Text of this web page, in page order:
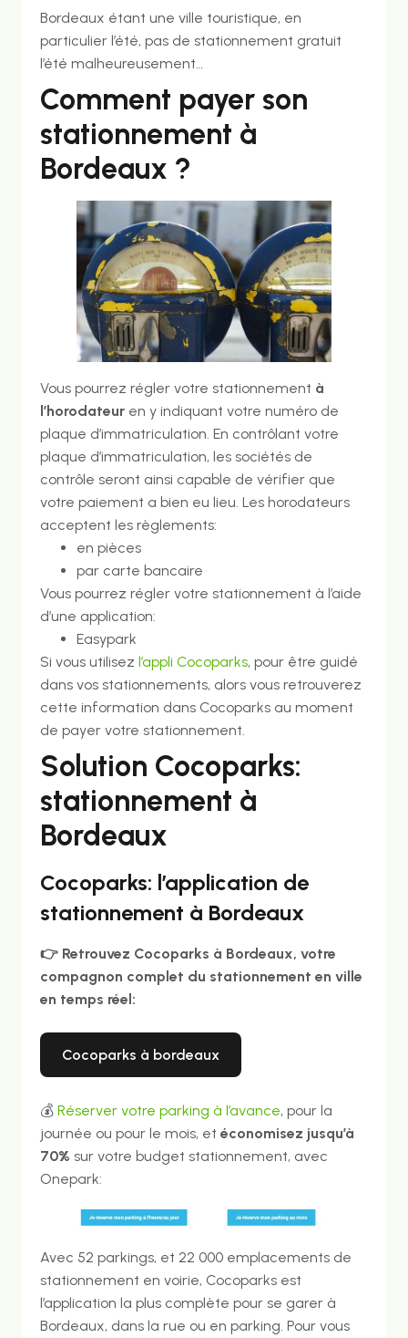
Bordeaux étant une ville touristique, en
particulier l’été, pas de stationnement gratuit
l’été malheureusement…
Comment payer son
stationnement à
Bordeaux ?
Vous pourrez régler votre stationnement à
l’horodateur en y indiquant votre numéro de
plaque d’immatriculation. En contrôlant votre
plaque d’immatriculation, les sociétés de
contrôle seront ainsi capable de vérifier que
votre paiement a bien eu lieu. Les horodateurs
acceptent les règlements:
en pièces
par carte bancaire
Vous pourrez régler votre stationnement à l’aide
d’une application:
Easypark
Si vous utilisez l’appli Cocoparks, pour être guidé
dans vos stationnements, alors vous retrouverez
cette information dans Cocoparks au moment
de payer votre stationnement.
Solution Cocoparks:
stationnement à
Bordeaux
Cocoparks: l’application de
stationnement à Bordeaux
👉 Retrouvez Cocoparks à Bordeaux, votre
compagnon complet du stationnement en ville
en temps réel:
cocoparks à bordeaux
💰 Réserver votre parking à l’avance, pour la
journée ou pour le mois, et économisez jusqu’à
70% sur votre budget stationnement, avec
Onepark:
Avec 52 parkings, et 22 000 emplacements de
stationnement en voirie, Cocoparks est
l’application la plus complète pour se garer à
Bordeaux, dans la rue ou en parking. Pour vous